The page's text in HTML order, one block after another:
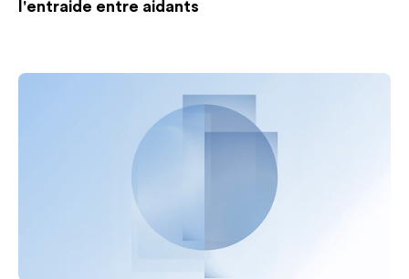
l'entraide entre aidants